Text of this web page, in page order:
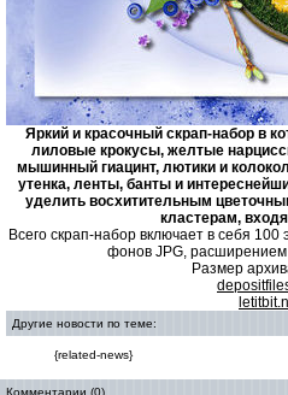
Яркий и красочный скрап-набор в
лиловые крокусы, желтые
мышинный гиацинт, лютики и
утенка, ленты, банты и
уделить восхитительным
кластерам,
Всего скрап-набор включает в себя
фонов JPG,
Размер
Другие новости по теме:
{related-news}
Комментарии (0)